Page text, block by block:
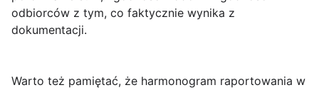
odbiorców z tym, co faktycznie wynika z
dokumentacji.
Warto też pamiętać, że harmonogram raportowania w